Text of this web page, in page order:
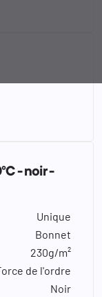
- noir -
Unique
Bonnet
230g/m²
de l'ordre
Noir